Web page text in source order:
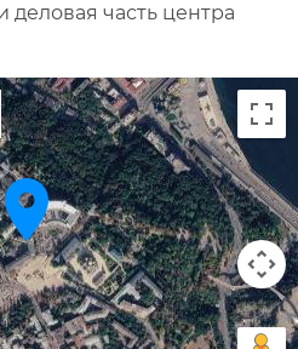
деловая часть центра